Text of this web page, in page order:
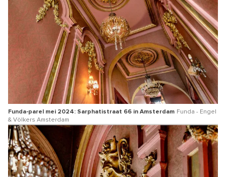
Funda-parel mei 2024: Sarphatistraat 66 in Amsterdam Funda - Engel
& Völkers Amsterdam